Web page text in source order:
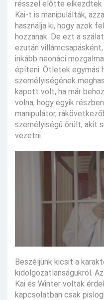
résszel előtte elkezdtek
Kai-t is manipulálták,
használja ki, hogy azok
hozzanak. De ezt a
ezután
inkább neonáci
építeni. Ötletek egymás
személyiségének
kapott volt, ha már
volna, hogy egyik
manipulátor,
személyiségű őrült, akit
vezetni.
Beszéljünk kicsit a
kidolgozatlanságukról.
Kai és Winter voltak
kapcsolatban csak